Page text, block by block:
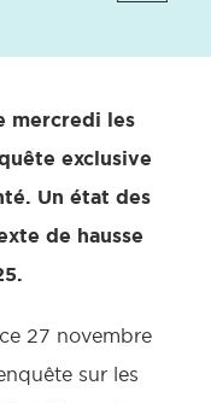
mercredi les
exclusive
Un état des
de hausse
27 novembre
sur les